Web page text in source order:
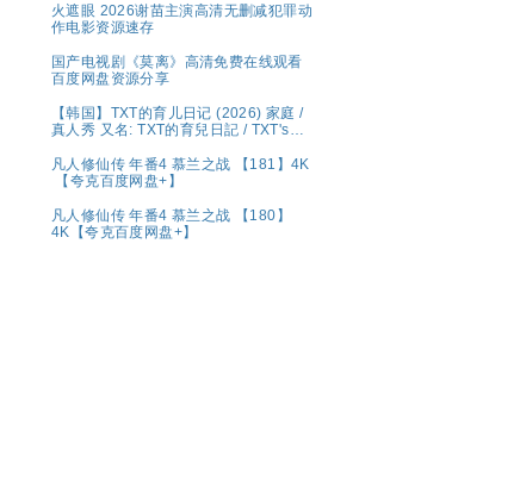
火遮眼 2026谢苗主演高清无删减犯罪动
作电影资源速存
国产电视剧《莫离》高清免费在线观看
百度网盘资源分享
【韩国】TXT的育儿日记 (2026) 家庭 /
真人秀 又名: TXT的育兒日記 / TXT's
브）将于 5 月 1 日（周五）独家公开宣
布传奇综艺回归的《TXT的育儿日记》
凡人修仙传 年番4 慕兰之战 【181】4K
【夸克百度网盘+】
凡人修仙传 年番4 慕兰之战 【180】
4K【夸克百度网盘+】